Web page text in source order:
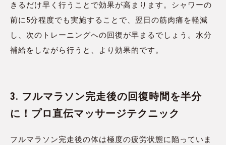
きるだけ早く行うことで効果が高まります。シャワーの
前に5分程度でも実施することで、翌日の筋肉痛を軽減
し、次のトレーニングへの回復が早まるでしょう。水分
補給をしながら行うと、より効果的です。
3. フルマラソン完走後の回復時間を半分
に！プロ直伝マッサージテクニック
フルマラソン完走後の体は極度の疲労状態に陥っていま